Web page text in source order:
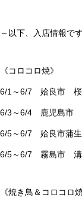
～以下、入店情報で
《コロコロ焼》
6/1～6/7 姶良市 桜
6/3～6/4 鹿児島市
6/5～6/7 姶良市蒲
6/5～6/7 霧島市 溝
《焼き鳥＆コロコロ焼